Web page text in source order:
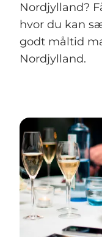
Nordjylland?
hvor du kan
godt måltid
Nordjylland.